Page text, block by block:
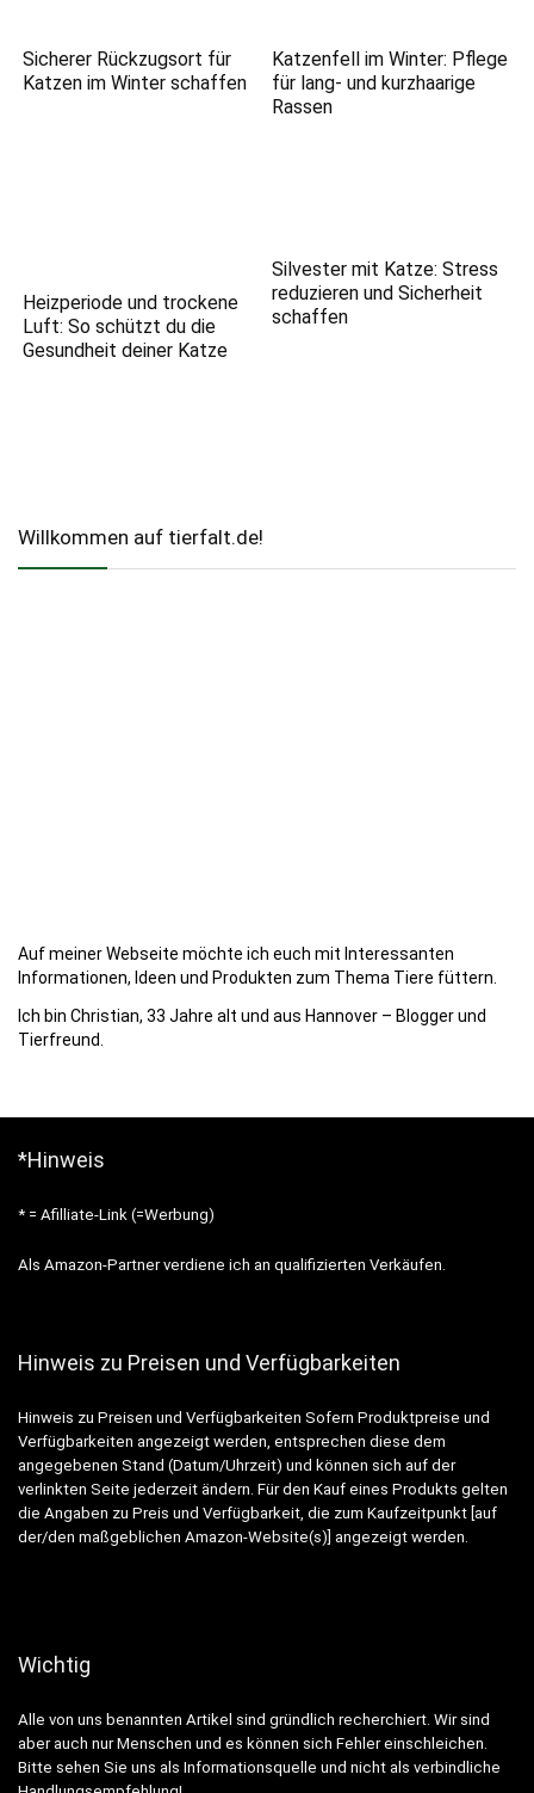
Sicherer Rückzugsort für
Katzen im Winter schaffen
Katzenfell im Winter: Pflege
für lang- und kurzhaarige
Rassen
Heizperiode und trockene
Luft: So schützt du die
Gesundheit deiner Katze
Silvester mit Katze: Stress
reduzieren und Sicherheit
schaffen
Willkommen auf tierfalt.de!
Auf meiner Webseite möchte ich euch mit Interessanten
Informationen, Ideen und Produkten zum Thema Tiere füttern.
Ich bin Christian, 33 Jahre alt und aus Hannover – Blogger und
Tierfreund.
*Hinweis
* = Afilliate-Link (=Werbung)
Als Amazon-Partner verdiene ich an qualifizierten Verkäufen.
Hinweis zu Preisen und Verfügbarkeiten
Hinweis zu Preisen und Verfügbarkeiten Sofern Produktpreise und
Verfügbarkeiten angezeigt werden, entsprechen diese dem
angegebenen Stand (Datum/Uhrzeit) und können sich auf der
verlinkten Seite jederzeit ändern. Für den Kauf eines Produkts gelten
die Angaben zu Preis und Verfügbarkeit, die zum Kaufzeitpunkt [auf
der/den maßgeblichen Amazon-Website(s)] angezeigt werden.
Wichtig
Alle von uns benannten Artikel sind gründlich recherchiert. Wir sind
aber auch nur Menschen und es können sich Fehler einschleichen.
Bitte sehen Sie uns als Informationsquelle und nicht als verbindliche